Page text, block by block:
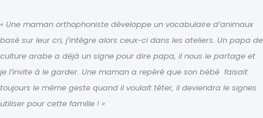
« Une maman orthophoniste développe un vocabulaire d’animaux
basé sur leur cri, j’intègre alors ceux-ci dans les ateliers. Un papa de
culture arabe a déjà un signe pour dire papa, il nous le partage et
je l’invite à le garder. Une maman a repéré que son bébé faisait
toujours le même geste quand il voulait têter, il deviendra le signes
utiliser pour cette famille ! »